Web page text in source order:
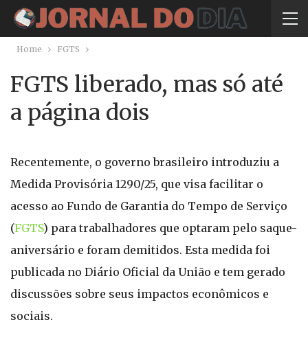
Home FGTS
FGTS liberado, mas só até
a página dois
Recentemente, o governo brasileiro introduziu a
Medida Provisória 1290/25, que visa facilitar o
acesso ao Fundo de Garantia do Tempo de Serviço
(FGTS) para trabalhadores que optaram pelo saque-
aniversário e foram demitidos. Esta medida foi
publicada no Diário Oficial da União e tem gerado
discussões sobre seus impactos econômicos e
sociais.